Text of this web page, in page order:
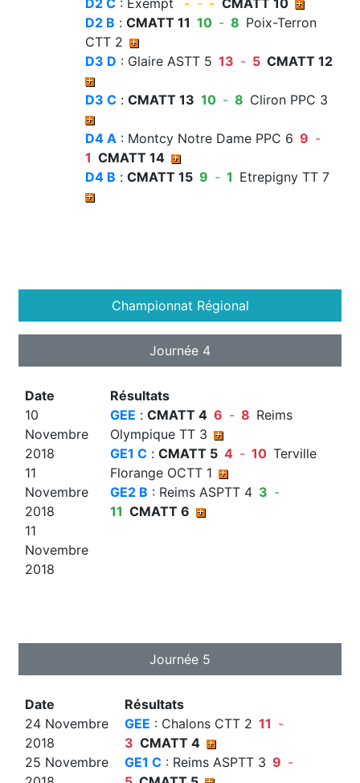
D2 C : Exempt - - - CMATT 10
D2 B :CMATT 11 10 - 8 Poix-Terron
CTT 2
D3 D : Glaire ASTT 5 13 - 5 CMATT 12
D3 C :CMATT 13 10 - 8 Cliron PPC 3
D4 A : Montcy Notre Dame PPC 6 9 -
1 CMATT 14
D4 B :CMATT 15 9 - 1 Etrepigny TT 7
Championnat Régional
Journée 4
Date
10
Novembre
2018
11
Novembre
2018
11
Novembre
2018
Résultats
GEE : CMATT 4 6 - 8 Reims
Olympique TT 3
GE1 C: CMATT 5 4 - 10 Terville
Florange OCTT 1
GE2 B : Reims ASPTT 4 3 -
11 CMATT 6
Journée 5
Date
24 Novembre
2018
25 Novembre
Résultats
GEE : Chalons CTT 2 11 -
3 CMATT 4
GE1 C: Reims ASPTT 3 9 -